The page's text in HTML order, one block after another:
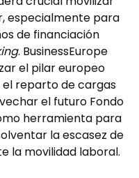
especialmente para
de financiación
. BusinessEurope
el pilar europeo
el reparto de cargas
el futuro Fondo
herramienta para
la escasez de
la movilidad laboral.